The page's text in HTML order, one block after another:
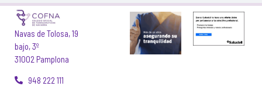
Navas de Tolosa, 19
bajo, 3º
31002 Pamplona
948 222 111